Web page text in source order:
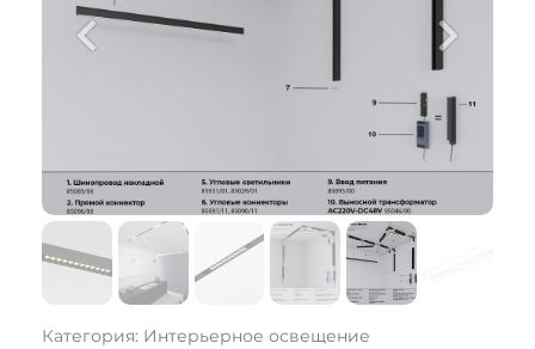
Категория: Интерьерное освещение